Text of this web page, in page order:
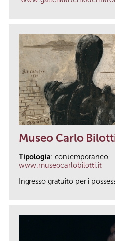
Museo Carlo
Tipologia: contemporaneo
www.museocarlobilotti.it
Ingresso gratuito per i